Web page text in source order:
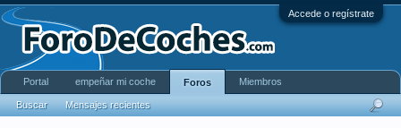
Accede o regístrate
Portal empeñar mi coche Foros
Buscar Mensajes recientes
Miembros